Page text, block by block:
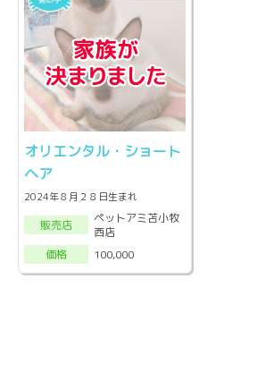
オリエンタル・ショート
ヘア
2024年８月２８日生まれ
販売店
ペットアミ苫小牧
西店
価格
100,000